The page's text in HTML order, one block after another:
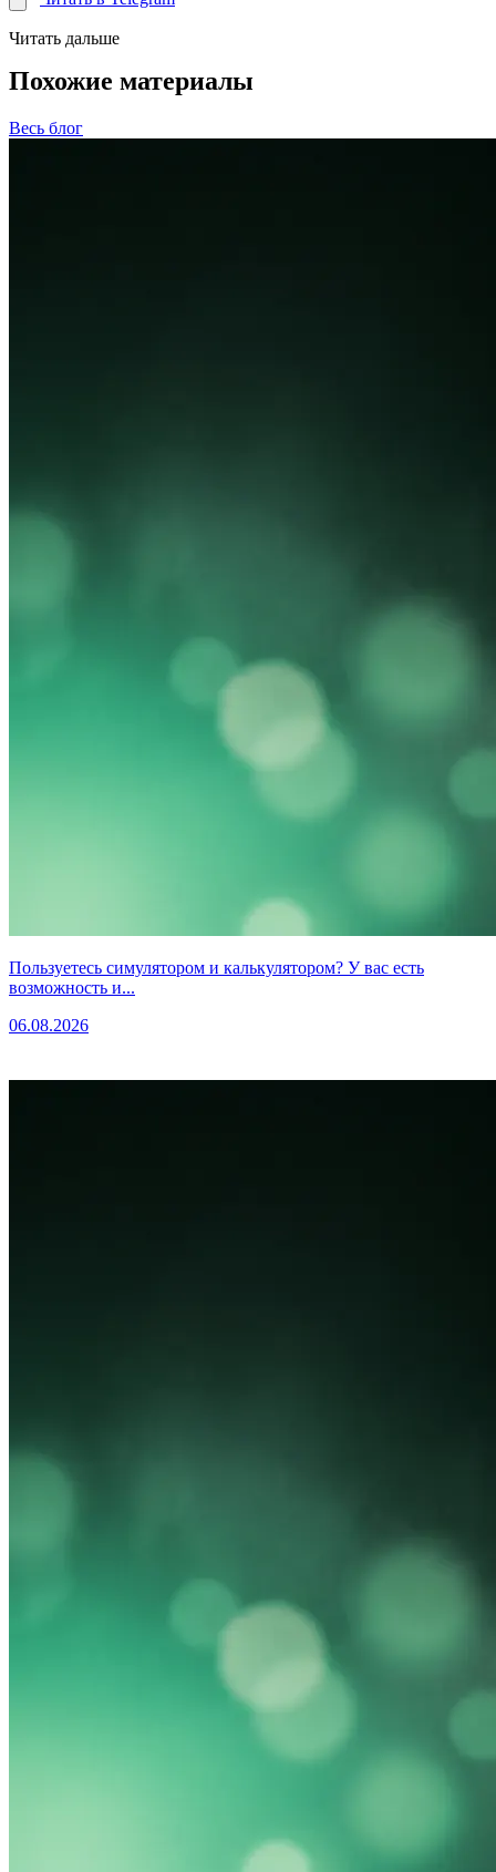
Читать дальше
Похожие материалы
Весь блог
Пользуетесь симулятором и калькулятором? У вас есть
возможность и...
06.08.2026